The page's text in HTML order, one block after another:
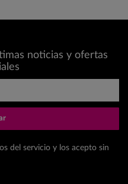
noticias y ofertas
del servicio y los acepto sin